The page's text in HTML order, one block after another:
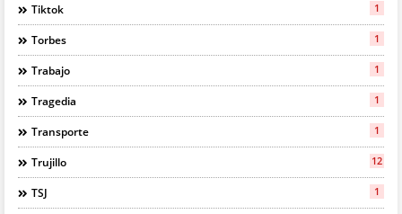
Tiktok 1
Torbes 1
Trabajo 1
Tragedia 1
Transporte 1
Trujillo 12
TSJ 1